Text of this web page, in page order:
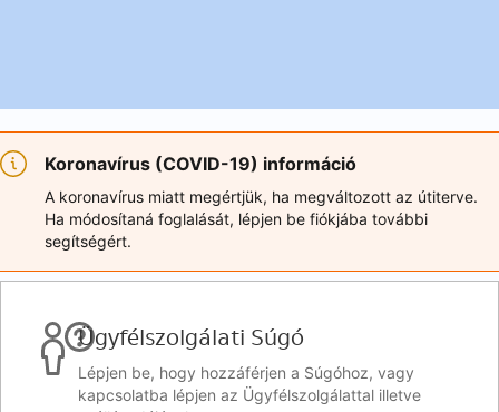
Koronavírus (COVID-19) információ
A koronavírus miatt megértjük, ha megváltozott az útiterve.
Ha módosítaná foglalását, lépjen be fiókjába további
segítségért.
Ügyfélszolgálati Súgó
Lépjen be, hogy hozzáférjen a Súgóhoz, vagy
kapcsolatba lépjen az Ügyfélszolgálattal illetve